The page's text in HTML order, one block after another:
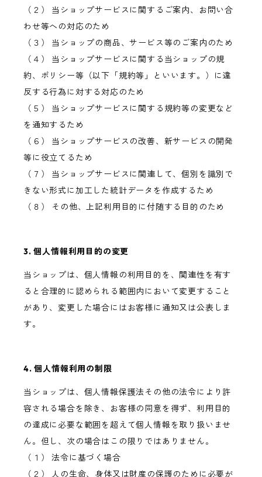
（２） 当ショップサービスに関するご案内、お問い合
わせ等への対応のため
（３） 当ショップの商品、サービス等のご案内のため
（４） 当ショップサービスに関する当ショップの規
約、ポリシー等（以下「規約等」といいます。）に違
反する行為に対する対応のため
（５） 当ショップサービスに関する規約等の変更など
を通知するため
（６） 当ショップサービスの改善、新サービスの開発
等に役立てるため
（７） 当ショップサービスに関連して、個別を識別で
きない形式に加工した統計データを作成するため
（８） その他、上記利用目的に付随する目的のため
3. 個人情報利用目的の変更
当ショップは、個人情報の利用目的を、関連性を有す
ると合理的に認められる範囲内において変更すること
があり、変更した場合にはお客様に通知又は公表しま
す。
4. 個人情報利用の制限
当ショップは、個人情報保護法その他の法令により許
容される場合を除き、お客様の同意を得ず、利用目的
の達成に必要な範囲を超えて個人情報を取り扱いませ
ん。但し、次の場合はこの限りではありません。
（１） 法令に基づく場合
（２） 人の生命、身体又は財産の保護のために必要が